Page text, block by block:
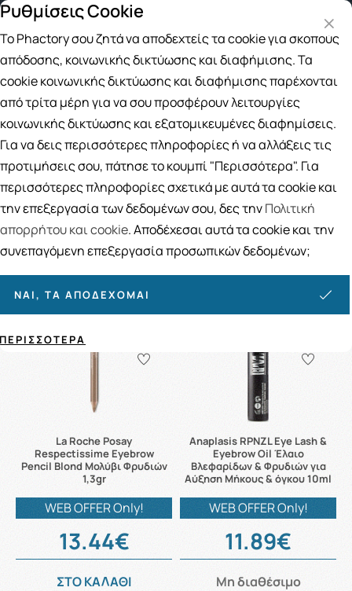
Δωρεάν μεταφορικά για αγορές άνω των 49€
Αναζήτηση
Αρχική / ΔΕΡΜΟΚΑΛΛΥΝΤΙΚΑ / Μακιγιάζ / Περιποίηση Φρυδιών
Περιποίηση Φρυδιών
26ΠΡΟΪΟΝΤΑ
Ταξινόμηση Προβολή
La Roche Posay
Respectissime Eyebrow
Pencil Blond Μολύβι Φρυδιών
1,3gr
WEB OFFER Only!
13.44€
ΣΤΟ ΚΑΛΑΘΙ
Anaplasis RPNZL Eye Lash &
Eyebrow Oil Έλαιο
Βλεφαρίδων & Φρυδιών για
Αύξηση Μήκους & όγκου 10ml
WEB OFFER Only!
11.89€
Μη διαθέσιμο
Ρυθμίσεις Cookie
Το Phactory σου ζητά να αποδεχτείς τα cookie για σκοπούς
απόδοσης, κοινωνικής δικτύωσης και διαφήμισης. Τα
cookie κοινωνικής δικτύωσης και διαφήμισης παρέχονται
από τρίτα μέρη για να σου προσφέρουν λειτουργίες
κοινωνικής δικτύωσης και εξατομικευμένες διαφημίσεις.
Για να δεις περισσότερες πληροφορίες ή να αλλάξεις τις
προτιμήσεις σου, πάτησε το κουμπί "Περισσότερα". Για
περισσότερες πληροφορίες σχετικά με αυτά τα cookie και
την επεξεργασία των δεδομένων σου, δες τηνΠολιτική
απορρήτου και cookie. Αποδέχεσαι αυτά τα cookie και την
συνεπαγόμενη επεξεργασία προσωπικών δεδομένων;
ΝΑΙ, ΤΑ ΑΠΟΔΈΧΟΜΑΙ
ΠΕΡΙΣΣΌΤΕΡΑ